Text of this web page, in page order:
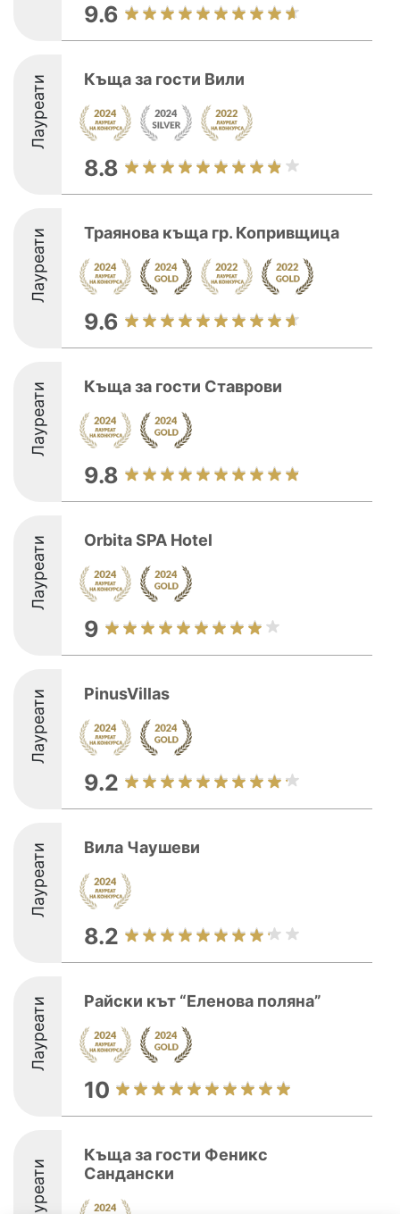
9.6
Лауреати Къща за гости Вили
8.8
Лауреати Траянова къща гр. Копривщица
9.6
Лауреати Къща за гости Ставрови
9.8
Лауреати Orbita SPA Hotel
9
Лауреати PinusVillas
9.2
Лауреати Вила Чаушеви
8.2
Лауреати Райски кът “Еленова поляна”
10
Лауреати
Къща за гости Феникс
Сандански